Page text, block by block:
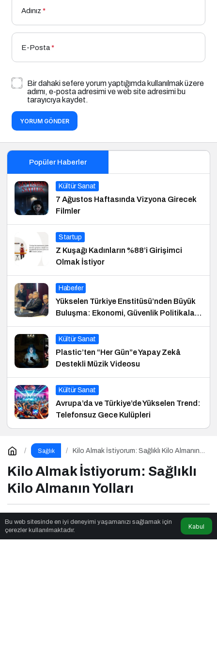
Adınız *
E-Posta*
Bir dahaki sefere yorum yaptığımda kullanılmak üzere
adımı, e-posta adresimi ve web site adresimi bu
tarayıcıya kaydet.
YORUM GÖNDER
Popüler Haberler
Kültür Sanat
7 Ağustos Haftasında Vizyona Girecek
Filmler
Startup
Z Kuşağı Kadınların %88’i Girişimci
Olmak İstiyor
Haberler
Yükselen Türkiye Enstitüsü’nden Büyük
Buluşma: Ekonomi, Güvenlik Politikaları
ve Hukuk Konferansı
Kültür Sanat
Plastic’ten “Her Gün”e Yapay Zekâ
Destekli Müzik Videosu
Kültür Sanat
Avrupa’da ve Türkiye’de Yükselen Trend:
Telefonsuz Gece Kulüpleri
Sağlık
Kilo Almak İstiyorum: Sağlıklı Kilo Almanın
Kilo Almak İstiyorum: Sağlıklı
Kilo Almanın Yolları
Twn News tarafından yayınlandı
8dk, 18sn
Bu web sitesinde en iyi deneyimi yaşamanızı sağlamak için
çerezler kullanılmaktadır.
Kabul